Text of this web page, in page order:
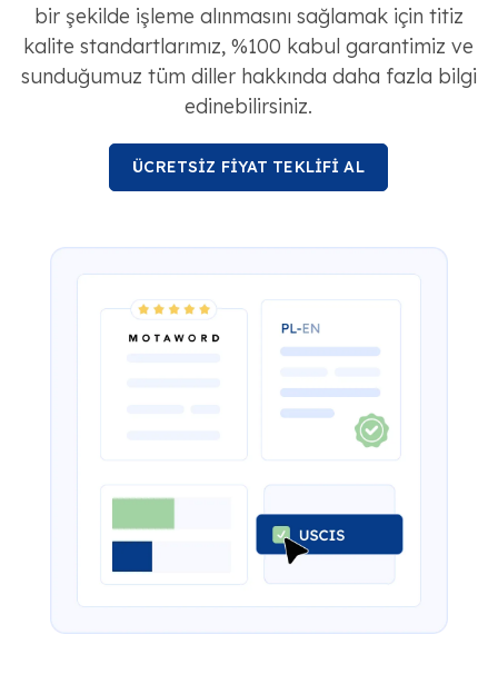
bir şekilde işleme alınmasını sağlamak için titiz
kalite standartlarımız, %100 kabul garantimiz ve
sunduğumuz tüm diller hakkında daha fazla bilgi
edinebilirsiniz.
ÜCRETSİZ FİYAT TEKLİFİ AL